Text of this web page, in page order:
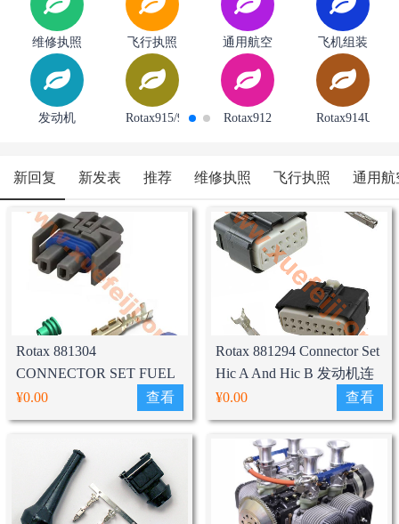
2024年全国民用运输机场吞吐量排名--旅客吞吐量排名
解读丨《运输类旋翼航空器适航规定》
解读| 《通用机场管理规定》
维修执照 飞行执照 通用航空 飞机组装
发动机 Rotax915/916 Rotax912 Rotax914UL/F
新回复 新发表 推荐 维修执照 飞行执照 通用航
Rotax 881304
CONNECTOR SET FUEL
PUMP发动机油泵连接器套
装
¥0.00 查看
Rotax 881294 Connector Set
Hic A And Hic B 发动机连
接套装
¥0.00 查看